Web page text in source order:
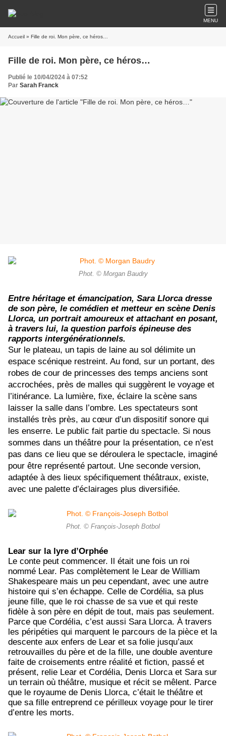
MENU
Accueil » Fille de roi. Mon père, ce héros…
Fille de roi. Mon père, ce héros…
Publié le 10/04/2024 à 07:52
Par Sarah Franck
Phot. © Morgan Baudry
Entre héritage et émancipation, Sara Llorca dresse
de son père, le comédien et metteur en scène Denis
Llorca, un portrait amoureux et attachant en posant,
à travers lui, la question parfois épineuse des
rapports intergénérationnels.
Sur le plateau, un tapis de laine au sol délimite un
espace scénique restreint. Au fond, sur un portant, des
robes de cour de princesses des temps anciens sont
accrochées, près de malles qui suggèrent le voyage et
l’itinérance. La lumière, fixe, éclaire la scène sans
laisser la salle dans l’ombre. Les spectateurs sont
installés très près, au cœur d’un dispositif sonore qui
les enserre. Le public fait partie du spectacle. Si nous
sommes dans un théâtre pour la présentation, ce n’est
pas dans ce lieu que se déroulera le spectacle, imaginé
pour être représenté partout. Une seconde version,
adaptée à des lieux spécifiquement théâtraux, existe,
avec une palette d’éclairages plus diversifiée.
Phot. © François-Joseph Botbol
Lear sur la lyre d’Orphée
Le conte peut commencer. Il était une fois un roi
nommé Lear. Pas complètement le Lear de William
Shakespeare mais un peu cependant, avec une autre
histoire qui s’en échappe. Celle de Cordélia, sa plus
jeune fille, que le roi chasse de sa vue et qui reste
fidèle à son père en dépit de tout, mais pas seulement.
Parce que Cordélia, c’est aussi Sara Llorca. À travers
les péripéties qui marquent le parcours de la pièce et la
descente aux enfers de Lear et sa folie jusqu’aux
retrouvailles du père et de la fille, une double aventure
faite de croisements entre réalité et fiction, passé et
présent, relie Lear et Cordélia, Denis Llorca et Sara sur
un terrain où théâtre, musique et récit se mêlent. Parce
que le royaume de Denis Llorca, c’était le théâtre et
que sa fille entreprend ce périlleux voyage pour le tirer
d’entre les morts.